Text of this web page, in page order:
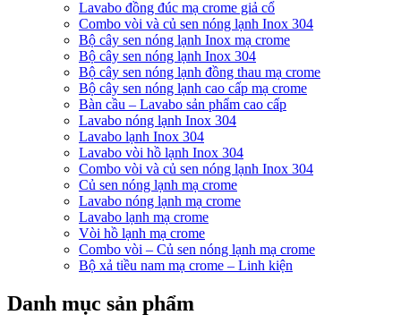
Lavabo đồng đúc mạ crome giả cổ
Combo vòi và củ sen nóng lạnh Inox 304
Bộ cây sen nóng lạnh Inox mạ crome
Bộ cây sen nóng lạnh Inox 304
Bộ cây sen nóng lạnh đồng thau mạ crome
Bộ cây sen nóng lạnh cao cấp mạ crome
Bàn cầu – Lavabo sản phẩm cao cấp
Lavabo nóng lạnh Inox 304
Lavabo lạnh Inox 304
Lavabo vòi hồ lạnh Inox 304
Combo vòi và củ sen nóng lạnh Inox 304
Củ sen nóng lạnh mạ crome
Lavabo nóng lạnh mạ crome
Lavabo lạnh mạ crome
Vòi hồ lạnh mạ crome
Combo vòi – Củ sen nóng lạnh mạ crome
Bộ xả tiều nam mạ crome – Linh kiện
Danh mục sản phẩm